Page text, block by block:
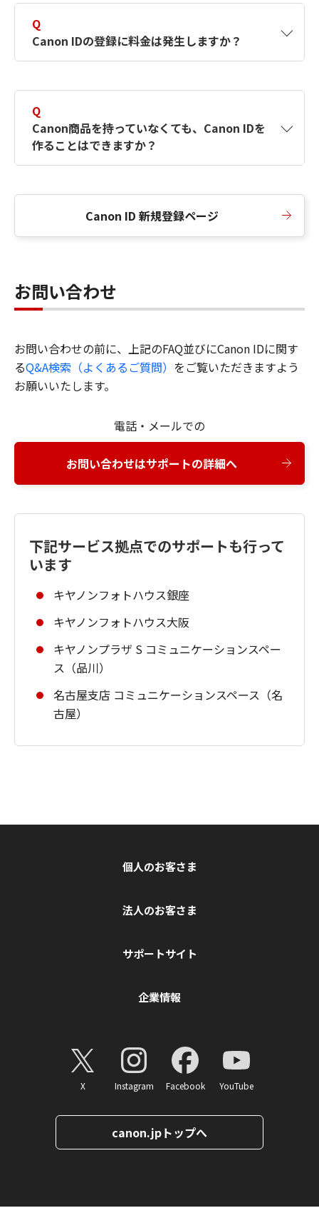
択したサービスから取得します。アカウントを
簡単に作成できるように、この情報を使用して
Canon IDの登録フォームを入力します。
Q
Canon IDの登録に料金は発生しますか？
Q
Canon商品を持っていなくても、Canon IDを
作ることはできますか？
Canon ID 新規登録ページ
お問い合わせ
お問い合わせの前に、上記のFAQ並びにCanon IDに関す
るQ&A検索（よくあるご質問） をご覧いただきますよう
お願いいたします。
電話・メールでの
お問い合わせはサポートの詳細へ
下記サービス拠点でのサポートも行って
います
キヤノンフォトハウス銀座
キヤノンフォトハウス大阪
キヤノンプラザ S コミュニケーションスペー
ス（品川）
名古屋支店 コミュニケーションスペース（名
古屋）
個人のお客さま
法人のお客さま
サポートサイト
企業情報
X Instagram Facebook YouTube
canon.jpトップへ